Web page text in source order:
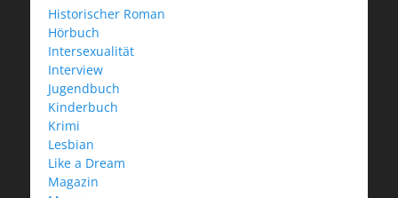
Historischer Roman
Hörbuch
Intersexualität
Interview
Jugendbuch
Kinderbuch
Krimi
Lesbian
Like a Dream
Magazin